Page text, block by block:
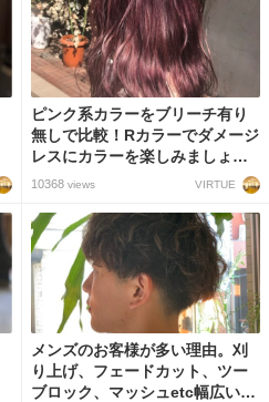
ピンク系カラーをブリーチ有り
無しで比較！Rカラーでダメージ
レスにカラーを楽しみましょ
う！
10368views VIRTUE
メンズのお客様が多い理由。刈
り上げ、フェードカット、ツー
ブロック、マッシュetc幅広いメ